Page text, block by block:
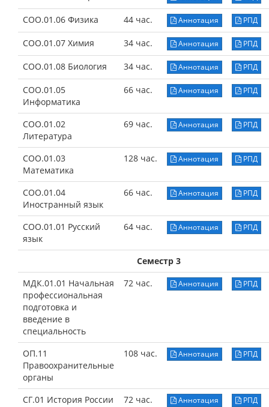
СОО.01.06 Физика 44 час. Аннотация РПД
СОО.01.07 Химия 34 час. Аннотация РПД
СОО.01.08 Биология 34 час. Аннотация РПД
СОО.01.05
Информатика
66 час. Аннотация РПД
СОО.01.02
Литература
69 час. Аннотация РПД
СОО.01.03
Математика
128 час. Аннотация РПД
СОО.01.04
Иностранный язык
66 час. Аннотация РПД
СОО.01.01 Русский
язык
64 час. Аннотация РПД
Семестр 3
МДК.01.01 Начальная
профессиональная
подготовка и
введение в
специальность
72 час. Аннотация РПД
ОП.11
Правоохранительные
органы
108 час. Аннотация РПД
СГ.01 История России 72 час. Аннотация РПД